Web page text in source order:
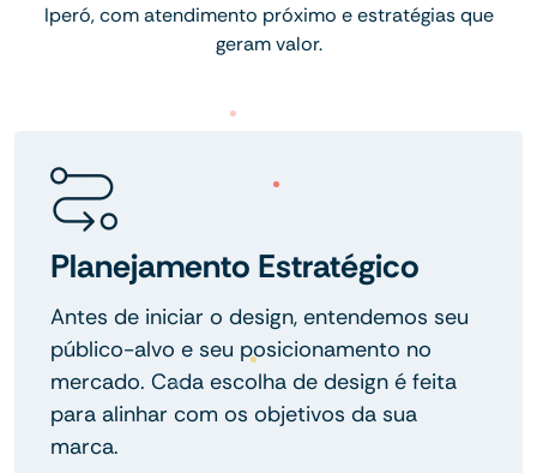
Iperó, com atendimento próximo e estratégias que
geram valor.
Planejamento Estratégico
Antes de iniciar o design, entendemos seu
público-alvo e seu posicionamento no
mercado. Cada escolha de design é feita
para alinhar com os objetivos da sua
marca.